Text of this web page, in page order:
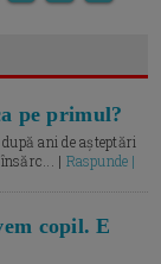
pe primul?
ani de așteptări
| Raspunde |
copil. E